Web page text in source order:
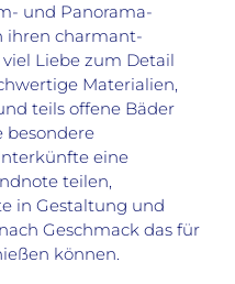
und Panorama-
ihren charmant-
Liebe zum Detail
Materialien,
teils offene Bäder
besondere
eine
teilen,
in Gestaltung und
Geschmack das für
können.